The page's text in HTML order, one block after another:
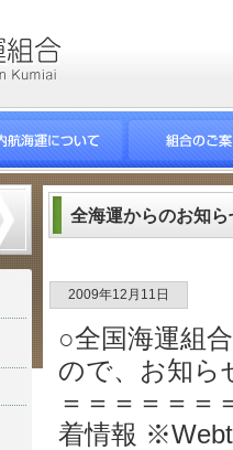
全海運からのお知ら
2009年12月11日
○全国海運組
ので、お知ら
＝＝＝＝＝＝
着情報